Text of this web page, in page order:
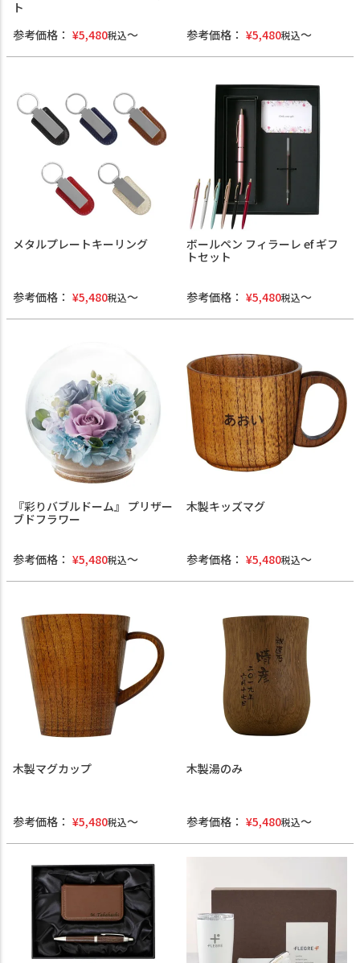
ト
参考価格： ¥5,480税込 参考価格： ¥5,480税込
メタルプレートキーリング
参考価格： ¥5,480税込
ボールペン フィラーレ ef ギフ
トセット
参考価格： ¥5,480税込
『彩りバブルドーム』 プリザー
ブドフラワー
参考価格： ¥5,480税込
木製キッズマグ
参考価格： ¥5,480税込
木製マグカップ
参考価格： ¥5,480税込
木製湯のみ
参考価格： ¥5,480税込